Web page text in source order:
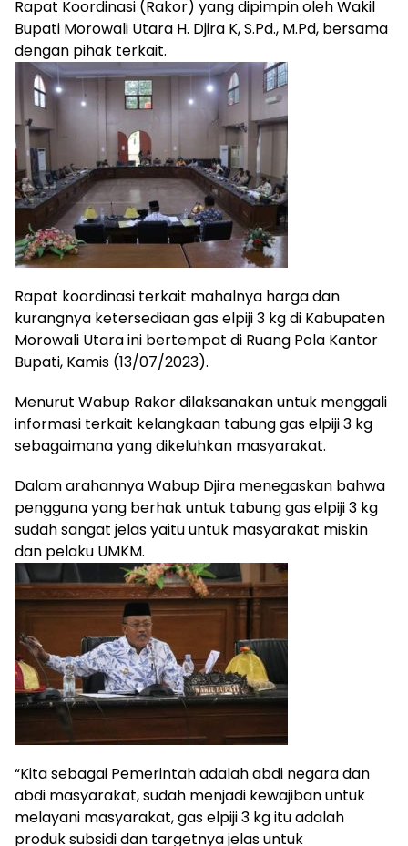
Rapat Koordinasi (Rakor) yang dipimpin oleh Wakil
Bupati Morowali Utara H. Djira K, S.Pd., M.Pd, bersama
dengan pihak terkait.
Rapat koordinasi terkait mahalnya harga dan
kurangnya ketersediaan gas elpiji 3 kg di Kabupaten
Morowali Utara ini bertempat di Ruang Pola Kantor
Bupati, Kamis (13/07/2023).
Menurut Wabup Rakor dilaksanakan untuk menggali
informasi terkait kelangkaan tabung gas elpiji 3 kg
sebagaimana yang dikeluhkan masyarakat.
Dalam arahannya Wabup Djira menegaskan bahwa
pengguna yang berhak untuk tabung gas elpiji 3 kg
sudah sangat jelas yaitu untuk masyarakat miskin
dan pelaku UMKM.
“Kita sebagai Pemerintah adalah abdi negara dan
abdi masyarakat, sudah menjadi kewajiban untuk
melayani masyarakat, gas elpiji 3 kg itu adalah
produk subsidi dan targetnya jelas untuk